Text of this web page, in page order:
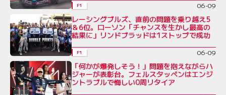
F1 06-09
レーシングブルズ、直前の問題を乗り越え5
＆6位。ローソン「チャンスを生かし最高の
結果に」リンドブラッドは1ストップで成功
F1 06-09
「何かが爆発しそう！」問題を抱えながらハ
ジャーが表彰台。フェルスタッペンはエンジ
ントラブルで悔しい0周リタイア